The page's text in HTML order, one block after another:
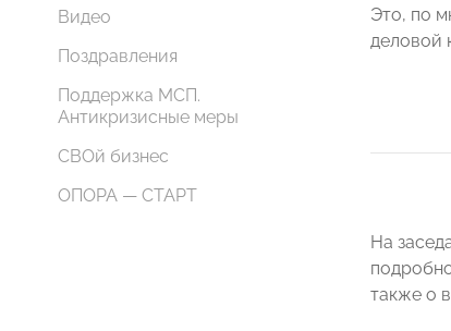
Видео
Поздравления
Поддержка МСП.
Антикризисные меры
СВОй бизнес
ОПОРА — СТАРТ
Это, по
деловой
На
также о